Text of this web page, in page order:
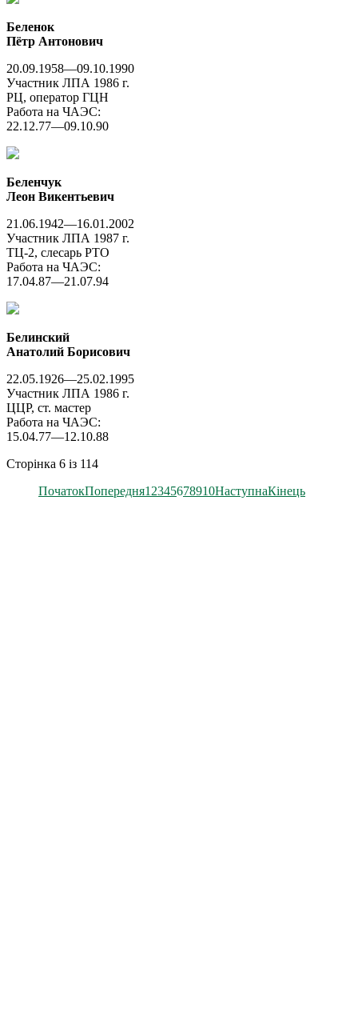
Беленок
Пётр Антонович
20.09.1958—09.10.1990
Участник ЛПА 1986 г.
РЦ, оператор ГЦН
Работа на ЧАЭС:
22.12.77—09.10.90
Беленчук
Леон Викентьевич
21.06.1942—16.01.2002
Участник ЛПА 1987 г.
ТЦ-2, слесарь РТО
Работа на ЧАЭС:
17.04.87—21.07.94
Белинский
Анатолий Борисович
22.05.1926—25.02.1995
Участник ЛПА 1986 г.
ЦЦР, ст. мастер
Работа на ЧАЭС:
15.04.77—12.10.88
Сторінка 6 із 114
ПочатокПопередня1 2345678910НаступнаКінець